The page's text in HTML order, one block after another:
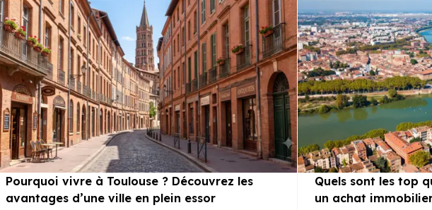
Pourquoi vivre à Toulouse ? Découvrez les
avantages d’une ville en plein essor
Quels sont les top
un achat